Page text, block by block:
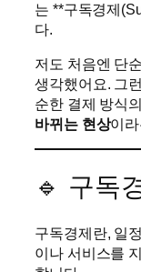
는 **구독경제
다.
저도 처음엔 단
생각했어요. 그
순한 결제 방식
바뀌는 현상이
🔹 구독
구독경제란, 일
이나 서비스를